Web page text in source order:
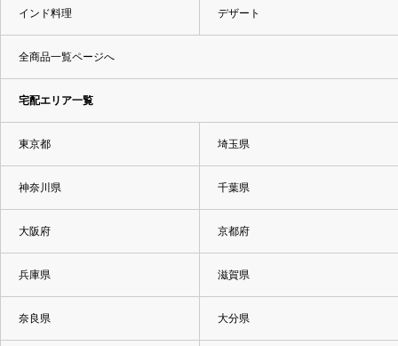
インド料理 デザート
全商品一覧ページへ
宅配エリア一覧
東京都 埼玉県
神奈川県 千葉県
大阪府 京都府
兵庫県 滋賀県
奈良県 大分県